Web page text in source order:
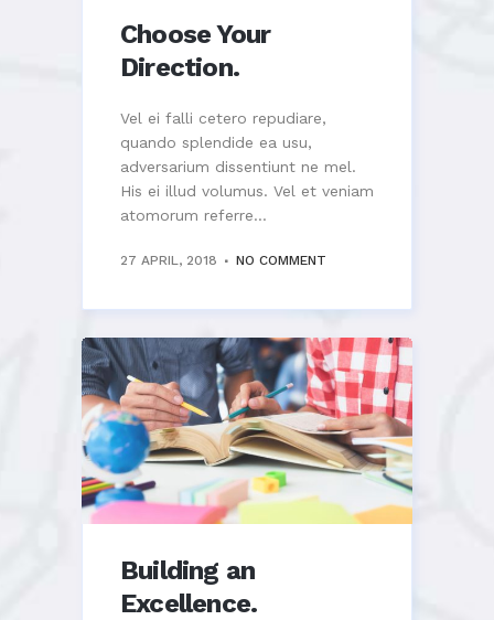
Choose Your
Direction.
Vel ei falli cetero repudiare,
quando splendide ea usu,
adversarium dissentiunt ne mel.
His ei illud volumus. Vel et veniam
atomorum referre...
27 APRIL, 2018 NO COMMENT
Building an
Excellence.